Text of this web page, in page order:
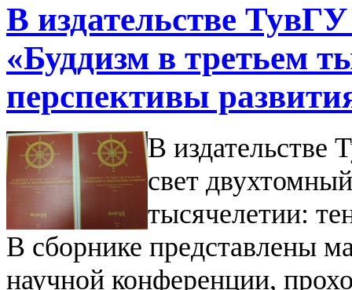
В издательстве
«Буддизм в третьем
перспективы
В издательстве
свет
тысячелетии:
В сборнике представлены
научной конференции,